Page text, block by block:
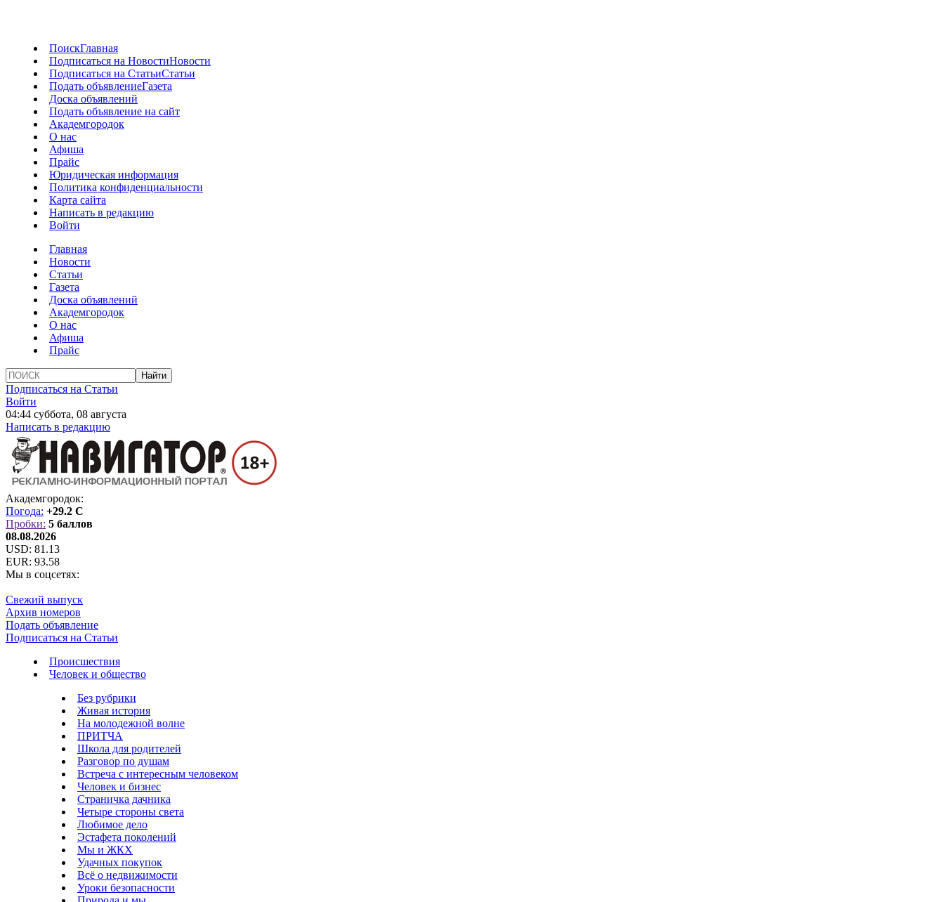
ПоискГлавная
Подписаться на НовостиНовости
Подписаться на СтатьиСтатьи
Подать объявлениеГазета
Доска объявлений
Подать объявление на сайт
Академгородок
О нас
Афиша
Прайс
Юридическая информация
Политика конфиденциальности
Карта сайта
Написать в редакцию
Войти
Главная
Новости
Статьи
Газета
Доска объявлений
Академгородок
О нас
Афиша
Прайс
Подписаться на Статьи
Войти
04:44 суббота, 08 августа
Написать в редакцию
Академгородок:
Погода: +29.2 C
Пробки: 5 баллов
08.08.2026
USD: 81.13
EUR: 93.58
Мы в соцсетях:
Свежий выпуск
Архив номеров
Подать объявление
Подписаться на Статьи
Происшествия
Человек и общество
Без рубрики
Живая история
На молодежной волне
ПРИТЧА
Школа для родителей
Разговор по душам
Встреча с интересным человеком
Человек и бизнес
Страничка дачника
Четыре стороны света
Любимое дело
Эстафета поколений
Мы и ЖКХ
Удачных покупок
Всё о недвижимости
Уроки безопасности